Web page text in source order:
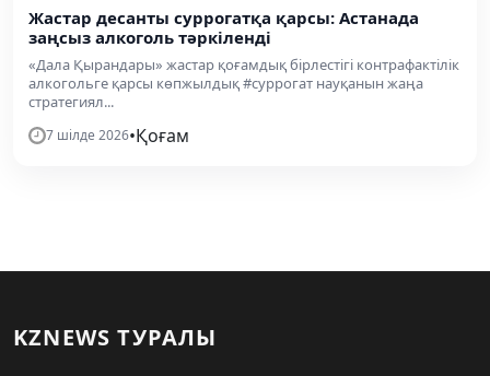
Жастар десанты суррогатқа қарсы: Астанада
заңсыз алкоголь тәркіленді
«Дала Қырандары» жастар қоғамдық бірлестігі контрафактілік
алкогольге қарсы көпжылдық #суррогат науқанын жаңа
стратегиял...
7 шілде 2026•Қоғам
KZNEWS ТУРАЛЫ